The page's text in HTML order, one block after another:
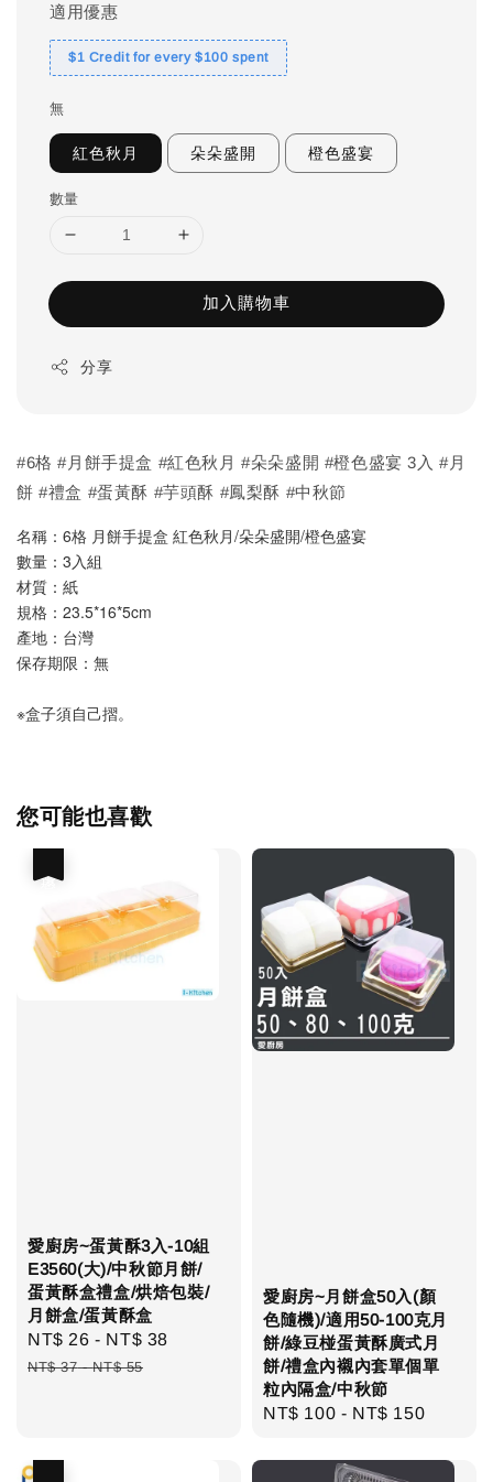
適用優惠
$1 Credit for every $100 spent
無
紅色秋月 朵朵盛開 橙色盛宴
數量
加入購物車
分享
#6格 #月餅手提盒 #紅色秋月 #朵朵盛開 #橙色盛宴 3入 #月
餅 #禮盒 #蛋黃酥 #芋頭酥 #鳳梨酥 #中秋節
名稱：6格 月餅手提盒 紅色秋月/朵朵盛開/橙色盛宴
數量：3入組
材質：紙
規格：23.5*16*5cm
產地：台灣
保存期限：無
※盒子須自己摺。
您可能也喜歡
愛廚房~蛋黃酥3入-10組
E3560(大)/中秋節月餅/
蛋黃酥盒禮盒/烘焙包裝/
月餅盒/蛋黃酥盒
Sale
price
NT$ 26 - NT$ 38
NT$ 37-NT$ 55
愛廚房~月餅盒50入(顏
色隨機)/適用50-100克月
餅/綠豆椪蛋黃酥廣式月
餅/禮盒內襯內套單個單
粒內隔盒/中秋節
Regular
NT$ 100 - NT$ 150